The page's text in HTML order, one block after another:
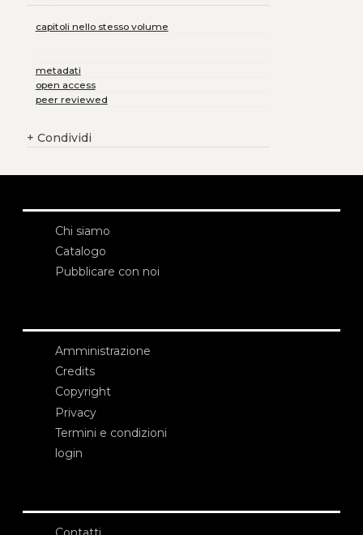
capitoli nello stesso volume
metadati
open access
peer reviewed
+ Condividi
Chi siamo
Catalogo
Pubblicare con noi
Amministrazione
Credits
Copyright
Privacy
Termini e condizioni
login